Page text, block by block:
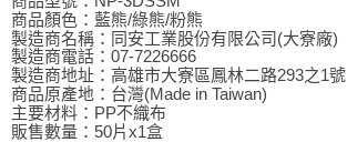
商品顏色：藍熊/綠熊/粉熊
製造商名稱：同安工業股份有限公司(大寮廠)
製造商電話：07-7226666
製造商地址：高雄市大寮區鳳林二路293之1號
商品原產地：台灣(Made in Taiwan)
主要材料：PP不織布
販售數量：50片x1盒